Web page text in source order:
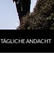
TÄGLICHE ANDACHT